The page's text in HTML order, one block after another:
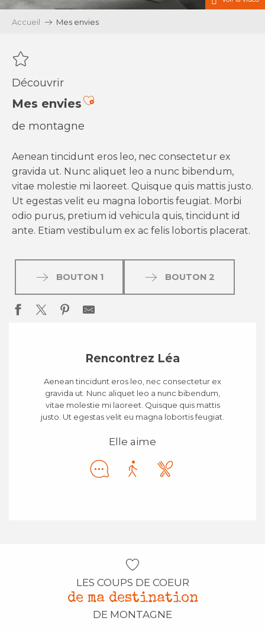
Accueil Mes envies
Découvrir
Mes enviesAjouter aux favoris
de montagne
Aenean tincidunt eros leo, nec consectetur ex
gravida ut. Nunc aliquet leo a nunc bibendum,
vitae molestie mi laoreet. Quisque quis mattis justo.
Ut egestas velit eu magna lobortis feugiat. Morbi
odio purus, pretium id vehicula quis, tincidunt id
ante. Etiam vestibulum ex ac felis lobortis placerat.
BOUTON 1 BOUTON 2
Rencontrez Léa
Aenean tincidunt eros leo, nec consectetur ex
gravida ut. Nunc aliquet leo a nunc bibendum,
vitae molestie mi laoreet. Quisque quis mattis
justo. Ut egestas velit eu magna lobortis feugiat.
Elle aime
LES COUPS DE COEUR
de ma destination
DE MONTAGNE